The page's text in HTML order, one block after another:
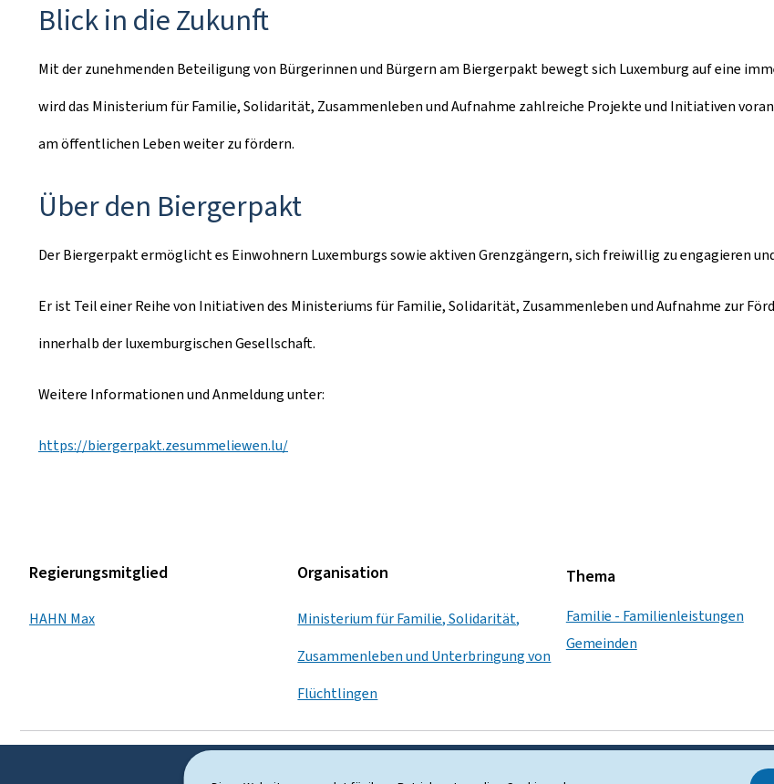
Blick in die Zukunft
Mit der zunehmenden Beteiligung von Bürgerinnen und Bürgern am Biergerpakt bewegt sich Luxemburg auf eine
wird das Ministerium für Familie, Solidarität, Zusammenleben und Aufnahme zahlreiche Projekte und Initiativen
am öffentlichen Leben weiter zu fördern.
Über den Biergerpakt
DerBiergerpaktermöglicht es Einwohnern Luxemburgs sowie aktiven Grenzgängern, sich freiwillig zu engagieren
Er ist Teil einer Reihe von Initiativen des Ministeriums für Familie, Solidarität, Zusammenleben und Aufnahme zur
innerhalb der luxemburgischen Gesellschaft.
Weitere Informationen und Anmeldung unter:
https://biergerpakt.zesummeliewen.lu/
Regierungsmitglied
HAHN Max
Organisation
Ministerium für Familie, Solidarität,
Zusammenleben und Unterbringung von
Flüchtlingen
Thema
Familie - Familienleistungen
Gemeinden